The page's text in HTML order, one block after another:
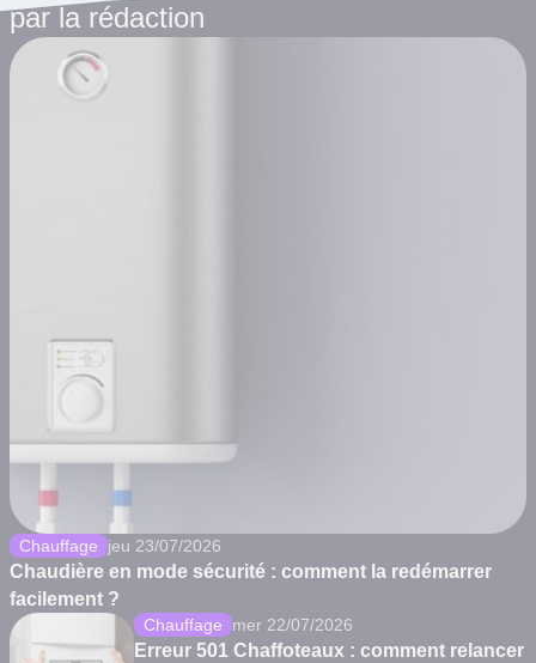
par la rédaction
Chauffage jeu 23/07/2026
Chaudière en mode sécurité : comment la redémarrer
facilement ?
Chauffage mer 22/07/2026
Erreur 501 Chaffoteaux : comment relancer